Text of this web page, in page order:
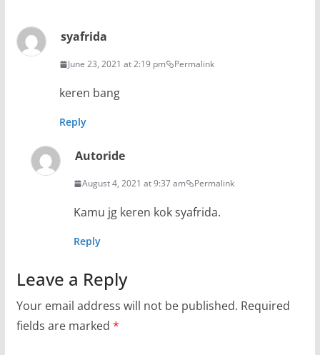
syafrida
June 23, 2021 at 2:19 pm Permalink
keren bang
Reply
Autoride
August 4, 2021 at 9:37 am Permalink
Kamu jg keren kok syafrida.
Reply
Leave a Reply
Your email address will not be published. Required
fields are marked *